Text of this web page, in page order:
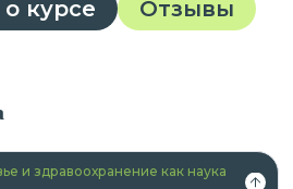
курсе Отзывы
и здравоохранение как наука